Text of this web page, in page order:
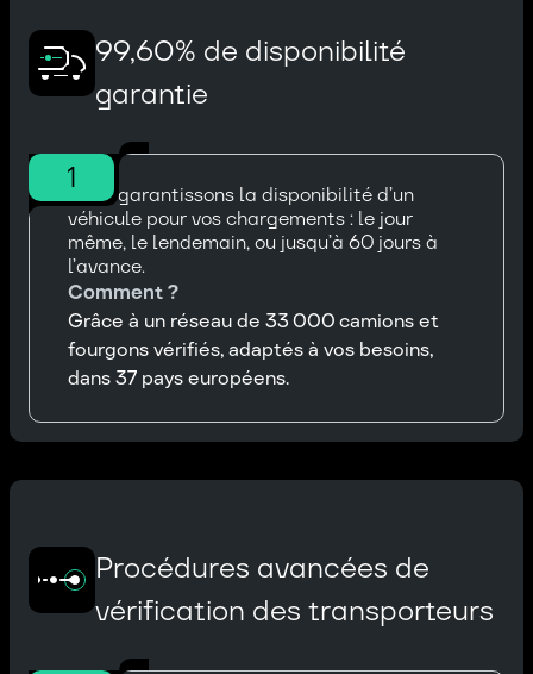
99,60% de disponibilité
garantie
1Nous garantissons la disponibilité d’un
véhicule pour vos chargements : le jour
même, le lendemain, ou jusqu’à 60 jours à
l’avance.
Comment ?
Grâce à un réseau de 33 000 camions et
fourgons vérifiés, adaptés à vos besoins,
dans 37 pays européens.
Procédures avancées de
vérification des transporteurs